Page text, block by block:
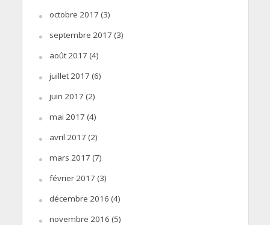
octobre 2017 (3)
septembre 2017 (3)
août 2017 (4)
juillet 2017 (6)
juin 2017 (2)
mai 2017 (4)
avril 2017 (2)
mars 2017 (7)
février 2017 (3)
décembre 2016 (4)
novembre 2016 (5)